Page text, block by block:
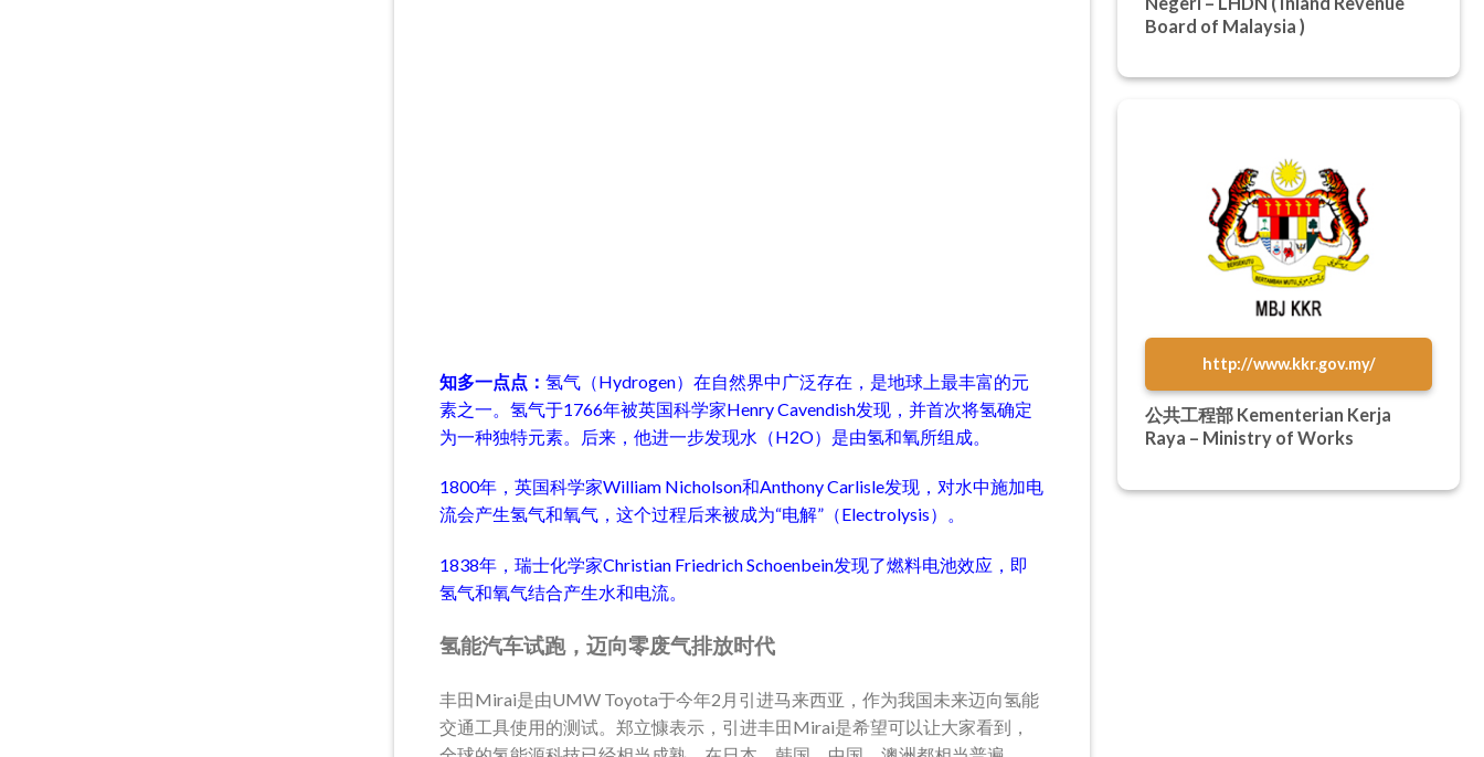
知多一点点：氢气（Hydrogen）在自然界中广泛存在，是地球上最丰富的元
素之一。氢气于1766年被英国科学家Henry Cavendish发现，并首次将氢确定
为一种独特元素。后来，他进一步发现水（H2O）是由氢和氧所组成。
1800年，英国科学家William Nicholson和Anthony Carlisle发现，对水中施加电
流会产生氢气和氧气，这个过程后来被成为“电解”（Electrolysis）。
1838年，瑞士化学家Christian Friedrich Schoenbein发现了燃料电池效应，即
氢气和氧气结合产生水和电流。
氢能汽车试跑，迈向零废气排放时代
丰田Mirai是由UMW Toyota于今年2月引进马来西亚，作为我国未来迈向氢能
交通工具使用的测试。郑立慷表示，引进丰田Mirai是希望可以让大家看到，
Board of Malaysia )
http://www.kkr.gov.my/
公共工程部 Kementerian Kerja
Raya – Ministry of Works